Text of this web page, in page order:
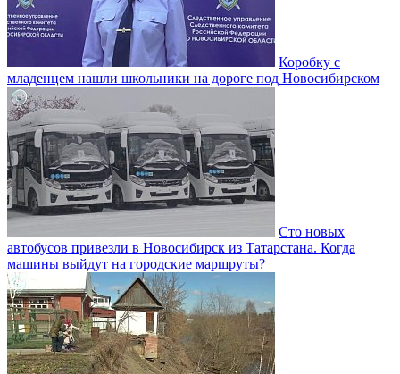
Коробку с
младенцем нашли школьники на дороге под Новосибирском
Сто новых
автобусов привезли в Новосибирск из Татарстана. Когда
машины выйдут на городские маршруты?